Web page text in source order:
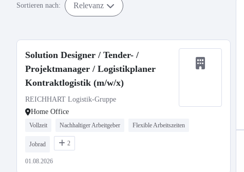
Sortieren nach: Relevanz
Solution Designer / Tender- /
Projektmanager / Logistikplaner
Kontraktlogistik (m/w/x)
REICHHART Logistik-Gruppe
Home Office
Vollzeit Nachhaltiger Arbeitgeber Flexible Arbeitszeiten
Jobrad 2
01.08.2026